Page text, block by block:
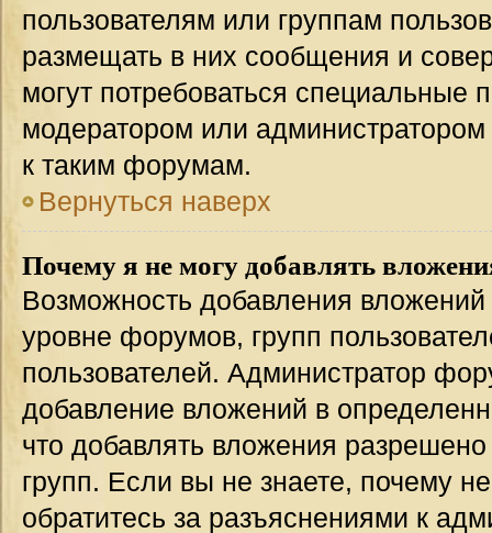
пользователям или группам
размещать в них сообщения и
могут потребоваться специальные
модератором или
к таким форумам.
Вернуться наверх
Почему я не могу добавлять
Возможность добавления
уровне форумов, групп
пользователей. Администратор
добавление вложений в
что добавлять вложения
групп. Если вы не знаете, почему
обратитесь за разъяснениями к